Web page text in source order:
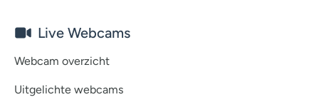
Live Webcams
Webcam overzicht
Uitgelichte webcams